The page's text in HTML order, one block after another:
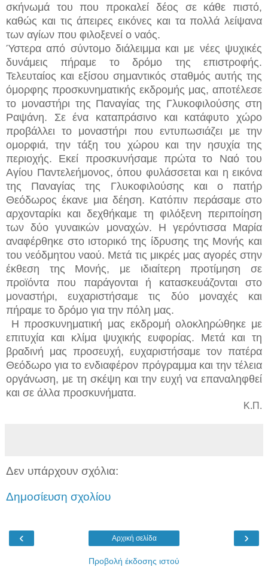
σκήνωμά του που προκαλεί δέος σε κάθε πιστό,
καθώς και τις άπειρες εικόνες και τα πολλά λείψανα
των αγίων που φιλοξενεί ο ναός.
Ύστερα από σύντομο διάλειμμα και με νέες ψυχικές
δυνάμεις πήραμε το δρόμο της επιστροφής.
Τελευταίος και εξίσου σημαντικός σταθμός αυτής της
όμορφης προσκυνηματικής εκδρομής μας, αποτέλεσε
το μοναστήρι της Παναγίας της Γλυκοφιλούσης στη
Ραψάνη. Σε ένα καταπράσινο και κατάφυτο χώρο
προβάλλει το μοναστήρι που εντυπωσιάζει με την
ομορφιά, την τάξη του χώρου και την ησυχία της
περιοχής. Εκεί προσκυνήσαμε πρώτα το Ναό του
Αγίου Παντελεήμονος, όπου φυλάσσεται και η εικόνα
της Παναγίας της Γλυκοφιλούσης και ο πατήρ
Θεόδωρος έκανε μια δέηση. Κατόπιν περάσαμε στο
αρχονταρίκι και δεχθήκαμε τη φιλόξενη περιποίηση
των δύο γυναικών μοναχών. Η γερόντισσα Μαρία
αναφέρθηκε στο ιστορικό της ίδρυσης της Μονής και
του νεόδμητου ναού. Μετά τις μικρές μας αγορές στην
έκθεση της Μονής, με ιδιαίτερη προτίμηση σε
προϊόντα που παράγονται ή κατασκευάζονται στο
μοναστήρι, ευχαριστήσαμε τις δύο μοναχές και
πήραμε το δρόμο για την πόλη μας.
Η προσκυνηματική μας εκδρομή ολοκληρώθηκε με
επιτυχία και κλίμα ψυχικής ευφορίας. Μετά και τη
βραδινή μας προσευχή, ευχαριστήσαμε τον πατέρα
Θεόδωρο για το ενδιαφέρον πρόγραμμα και την τέλεια
οργάνωση, με τη σκέψη και την ευχή να επαναληφθεί
και σε άλλα προσκυνήματα.
Κ.Π.
Δεν υπάρχουν σχόλια:
Δημοσίευση σχολίου
‹ ›
Αρχική σελίδα
Προβολή έκδοσης ιστού